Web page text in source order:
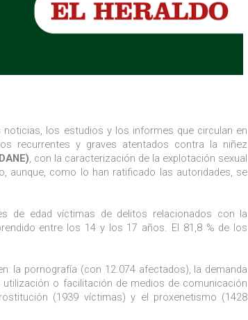
los estudios y los informes que circulan en
recurrentes y graves atentados contra la niñez
, con la caracterización de la explotación sexual
aunque, como lo han ratificado las autoridades, se
de edad víctimas de delitos relacionados con la
entre los 14 y los 17 años. El 81,8 % de los
la pornografía (con 12.074 afectados), la demanda
o facilitación de medios de comunicación
(1939 víctimas) y el proxenetismo (1428